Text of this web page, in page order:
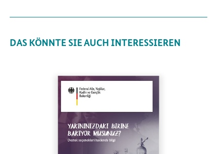
DAS KÖNNTE SIE AUCH INTERESSIEREN